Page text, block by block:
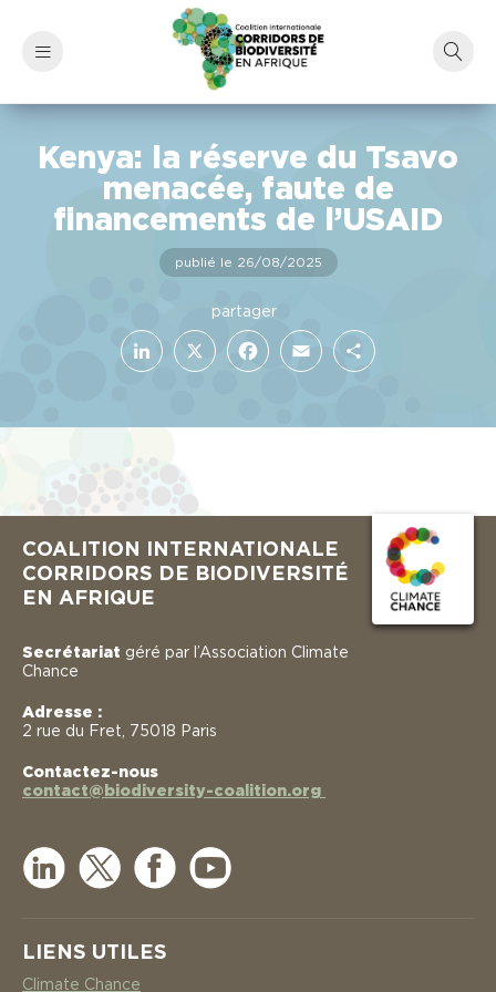
Kenya: la réserve du Tsavo
menacée, faute de
financements de l’USAID
publié le 26/08/2025
COALITION INTERNATIONALE
CORRIDORS DE BIODIVERSITÉ
EN AFRIQUE
Secrétariat géré par l’Association Climate
Chance
Adresse :
2 rue du Fret, 75018 Paris
Contactez-nous
contact@biodiversity-coalition.org
LIENS UTILES
Climate Chance